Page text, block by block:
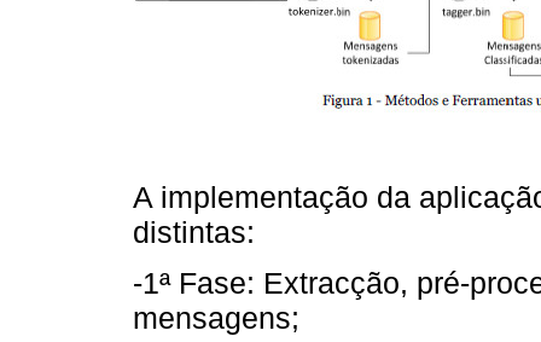
A implementação da
distintas:
-1ª Fase: Extracção, pré-
mensagens;